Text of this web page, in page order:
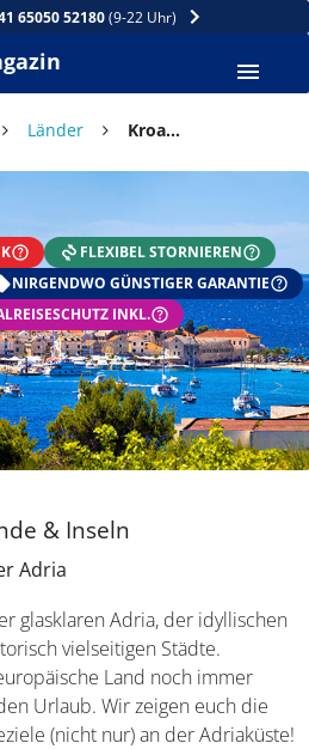
65050 52180(9-22 Uhr)
Länder Kroatien: Orte, Strände & Inseln
FLEXIBEL STORNIEREN
GRATIS eSIM
GÜNSTIGER GARANTIE
INKL.
& Inseln
Adria
glasklaren Adria, der
und historisch vielseitigen
Land noch
für den Urlaub. Wir zeigen
Reiseziele (nicht nur) an der
ZAHLT SICH
in den urlaub App
Cashback
oder einloggen
ist automatisch aktiviert